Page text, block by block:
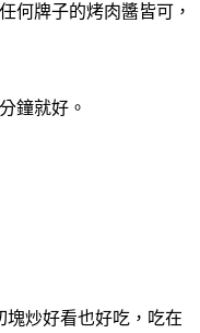
何牌子的烤肉醬皆可，
鐘就好。
塊炒好看也好吃，吃在